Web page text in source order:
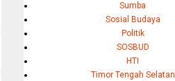
Sumba
Sosial Budaya
Politik
SOSBUD
HTI
Timor Tengah Selatan